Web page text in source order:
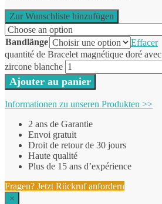
Zur Wunschliste hinzufügen
Bandlänge
Effacer
quantité de Bracelet magnétique doré avec
zircone blanche
Ajouter au panier
Informationen zu unseren Produkten >>
2 ans de Garantie
Envoi gratuit
Droit de retour de 30 jours
Haute qualité
Plus de 15 ans d’expérience
Fragen? Jetzt Rückruf anfordern
×